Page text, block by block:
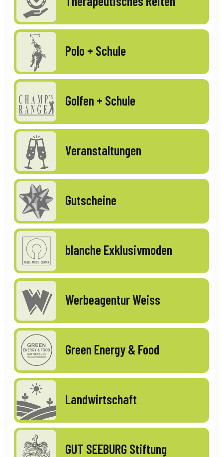
Polo + Schule
Golfen + Schule
Veranstaltungen
Gutscheine
blanche Exklusivmoden
Werbeagentur Weiss
Green Energy & Food
Landwirtschaft
GUT SEEBURG Stiftung